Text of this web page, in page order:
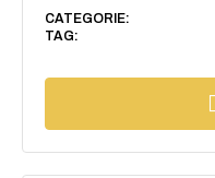
CATEGORIE:
TAG: